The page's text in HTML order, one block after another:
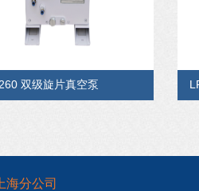
双级旋片真空泵
上海分公司